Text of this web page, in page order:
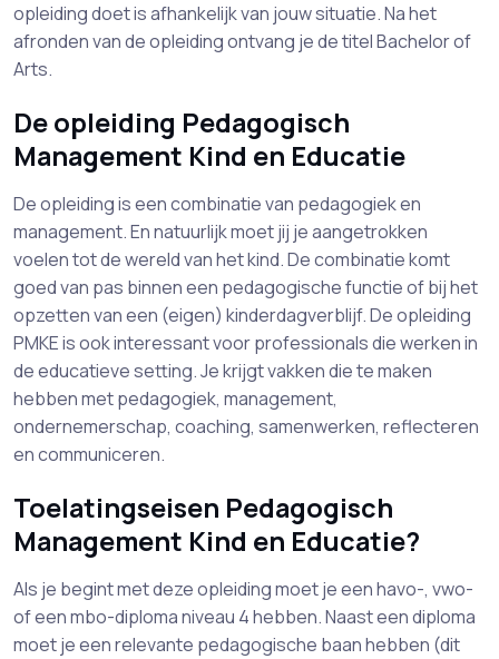
opleiding doet is afhankelijk van jouw situatie. Na het
afronden van de opleiding ontvang je de titel Bachelor of
Arts.
De opleiding Pedagogisch
Management Kind en Educatie
De opleiding is een combinatie van pedagogiek en
management. En natuurlijk moet jij je aangetrokken
voelen tot de wereld van het kind. De combinatie komt
goed van pas binnen een pedagogische functie of bij het
opzetten van een (eigen) kinderdagverblijf. De opleiding
PMKE is ook interessant voor professionals die werken in
de educatieve setting. Je krijgt vakken die te maken
hebben met pedagogiek, management,
ondernemerschap, coaching, samenwerken, reflecteren
en communiceren.
Toelatingseisen Pedagogisch
Management Kind en Educatie?
Als je begint met deze opleiding moet je een havo-, vwo-
of een mbo-diploma niveau 4 hebben. Naast een diploma
moet je een relevante pedagogische baan hebben (dit